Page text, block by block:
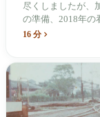
尽くしましたが、
の準備、2018年の
て、自らが行った
16 分